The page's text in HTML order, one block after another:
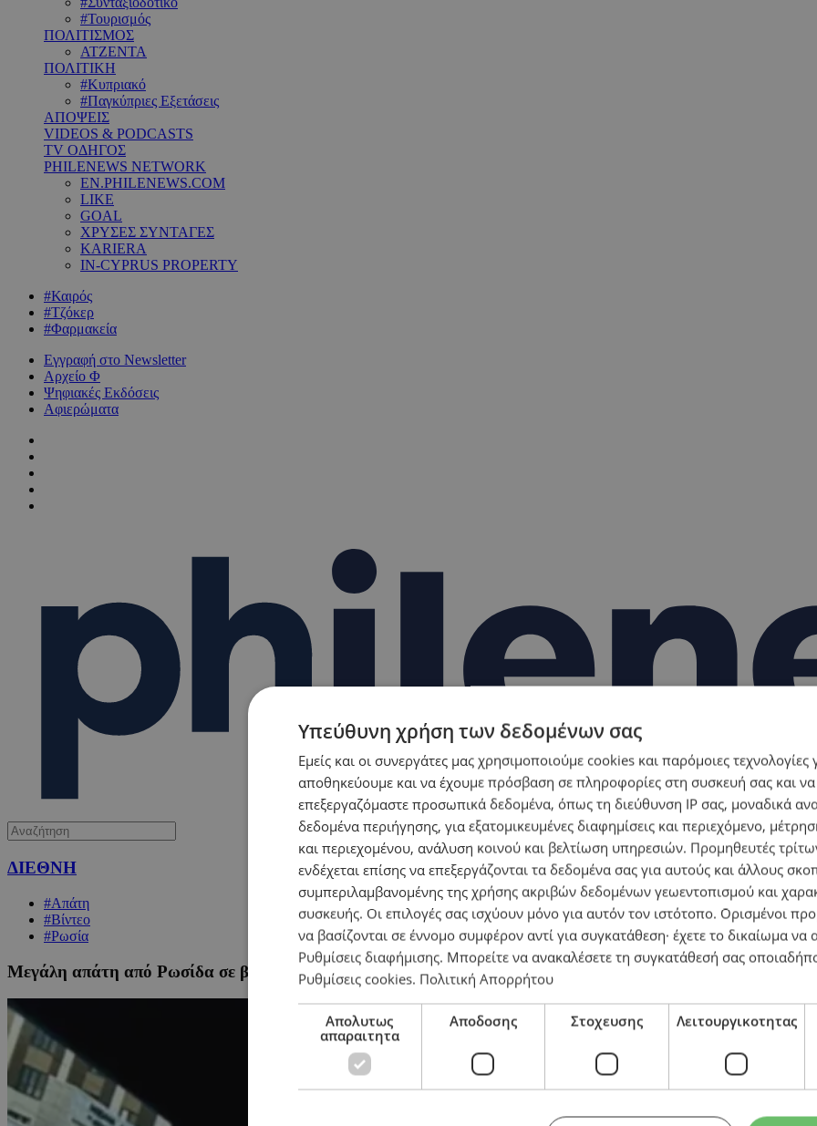
#Τουρισμός
ΠΟΛΙΤΙΣΜΟΣ
ΑΤΖΕΝΤΑ
ΠΟΛΙΤΙΚΗ
#Κυπριακό
#Παγκύπριες Εξετάσεις
ΑΠΟΨΕΙΣ
VIDEOS & PODCASTS
TV ΟΔΗΓΟΣ
PHILENEWS NETWORK
EN.PHILENEWS.COM
LIKE
GOAL
ΧΡΥΣΕΣ ΣΥΝΤΑΓΕΣ
KARIERA
IN-CYPRUS PROPERTY
#Καιρός
#Τζόκερ
#Φαρμακεία
Εγγραφή στο Newsletter
Αρχείο Φ
Ψηφιακές Εκδόσεις
Αφιερώματα
ΔΙΕΘΝΗ
#Απάτη
#Βίντεο
#Ρωσία
Μεγάλη απάτη από Ρωσίδα σε βάρος του παντρεμένου εραστή της: Του πήρε €260.000 σε έναν χρόνο για το
Υπεύθυνη χρήση των δεδομένων σας
Εμείς και οι συνεργάτες μας χρησιμοποιούμε cookies και παρόμοιες τεχνολογίες
αποθηκεύουμε και να έχουμε πρόσβαση σε πληροφορίες στη συσκευή σας και να
επεξεργαζόμαστε προσωπικά δεδομένα, όπως τη διεύθυνση IP σας, μοναδικά
δεδομένα περιήγησης, για εξατομικευμένες διαφημίσεις και περιεχόμενο,
και περιεχομένου, ανάλυση κοινού και βελτίωση υπηρεσιών. Προμηθευτές
ενδέχεται επίσης να επεξεργάζονται τα δεδομένα σας για αυτούς και άλλους
συμπεριλαμβανομένης της χρήσης ακριβών δεδομένων γεωεντοπισμού και
συσκευής. Οι επιλογές σας ισχύουν μόνο για αυτόν τον ιστότοπο. Ορισμένοι
να βασίζονται σε έννομο συμφέρον αντί για συγκατάθεση· έχετε το δικαίωμα να
Ρυθμίσεις διαφήμισης. Μπορείτε να ανακαλέσετε τη συγκατάθεσή σας
Ρυθμίσεις cookies. Πολιτική Απορρήτου
Απολυτως
απαραιτητα
Αποδοσης Στοχευσης Λειτουργικοτητας